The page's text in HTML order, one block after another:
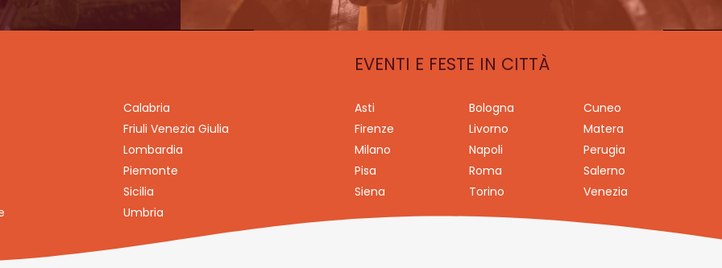
Calabria
Friuli Venezia Giulia
Lombardia
Piemonte
Sicilia
Umbria
EVENTI E FESTE IN CITTÀ
Asti Bologna
Cuneo
Firenze
Livorno
Matera
Milano
Napoli
Perugia
Pisa
Roma
Salerno
Siena
Torino Venezia